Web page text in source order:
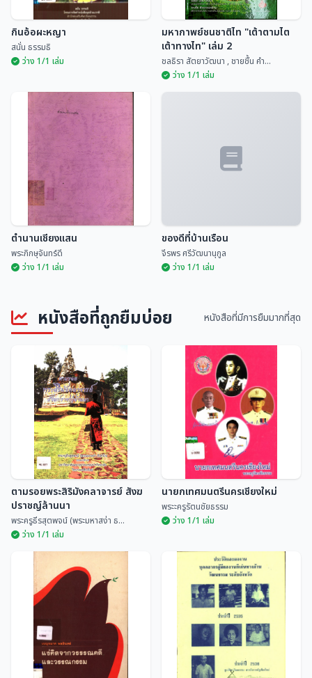
กินอ้อผะหญา
สนั่น ธรรมธิ
ว่าง 1/1 เล่ม
มหากาพย์ชนชาติไท "เต้าตามไต
เต้าทางไท" เล่ม 2
ชลธิรา สัตยาวัฒนา , ชายชื้น คำ...
ว่าง 1/1 เล่ม
ตำนานเชียงแสน
ตำนานเชียงแสน
พระภิกษุจันทร์ดี
ว่าง 1/1 เล่ม
ของดีที่บ้านเรือน
จีรพร ศรีวัฒนานุกูล
ว่าง 1/1 เล่ม
หนังสือที่ถูกยืมบ่อย หนังสือที่มีการยืมมากที่สุด
ตามรอยพระสิริมังคลาจารย์ สังฆ
ปราชญ์ล้านนา
พระครูธีรสุตพจน์ (พร...
ตามรอยพระสิริมังคลาจารย์ สังฆ
ปราชญ์ล้านนา
พระครูธีรสุตพจน์ (พระมหาสง่า ธ...
ว่าง 1/1 เล่ม
นายกเทศมนตรีนครเชียงใหม่
พระะครูรัตนชัยธรรม
นายกเทศมนตรีนครเชียงใหม่
พระะครูรัตนชัยธรรม
ว่าง 1/1 เล่ม